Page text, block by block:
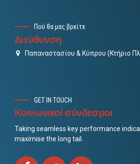
Πού θα μας βρείτε
Διεύθυνση
Παπαναστασίου & Κύπρου (Κτήριο
GET IN TOUCH
Κοινωνικοί σύνδεσμοι
Taking seamless key performance
maximise the long tail.